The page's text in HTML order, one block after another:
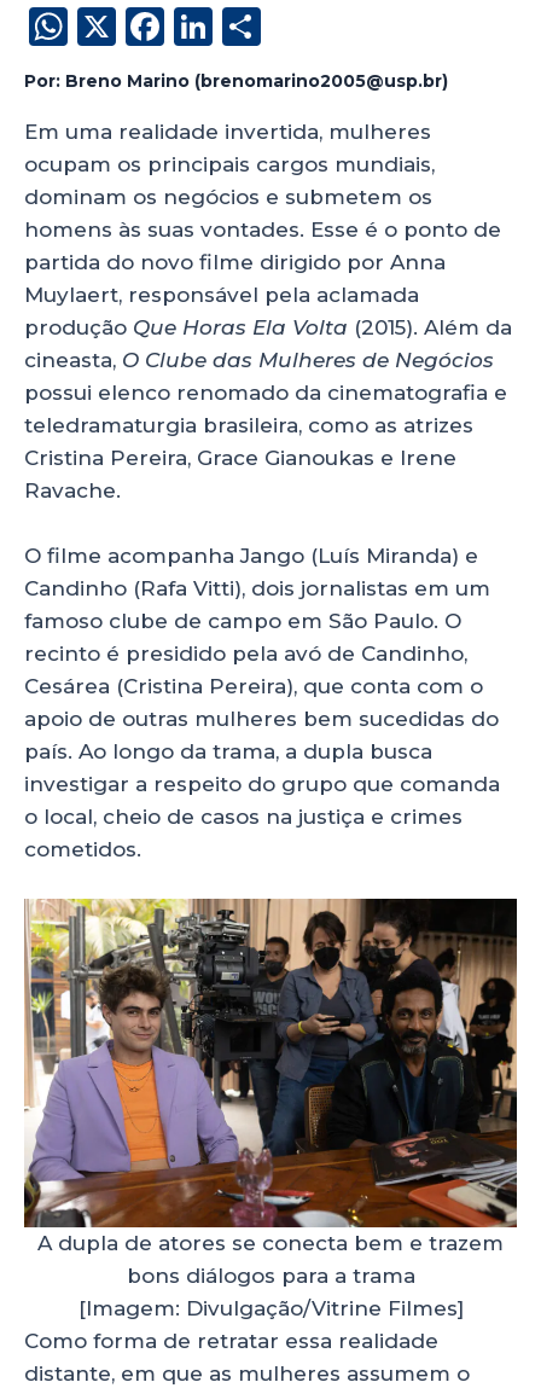
W
h
a
ts
A
p
p
X
F
a
c
e
b
o
o
k
Li
n
k
e
dI
n
h
a
re
Por: Breno Marino (brenomarino2005@usp.br)
Em uma realidade invertida, mulheres
ocupam os principais cargos mundiais,
dominam os negócios e submetem os
homens às suas vontades. Esse é o ponto de
partida do novo filme dirigido por Anna
Muylaert, responsável pela aclamada
produção Que Horas Ela Volta (2015). Além da
cineasta, O Clube das Mulheres de Negócios
possui elenco renomado da cinematografia e
teledramaturgia brasileira, como as atrizes
Cristina Pereira, Grace Gianoukas e Irene
Ravache.
O filme acompanha Jango (Luís Miranda) e
Candinho (Rafa Vitti), dois jornalistas em um
famoso clube de campo em São Paulo. O
recinto é presidido pela avó de Candinho,
Cesárea (Cristina Pereira), que conta com o
apoio de outras mulheres bem sucedidas do
país. Ao longo da trama, a dupla busca
investigar a respeito do grupo que comanda
o local, cheio de casos na justiça e crimes
cometidos.
A dupla de atores se conecta bem e trazem
bons diálogos para a trama
[Imagem: Divulgação/Vitrine Filmes]
Como forma de retratar essa realidade
distante, em que as mulheres assumem o